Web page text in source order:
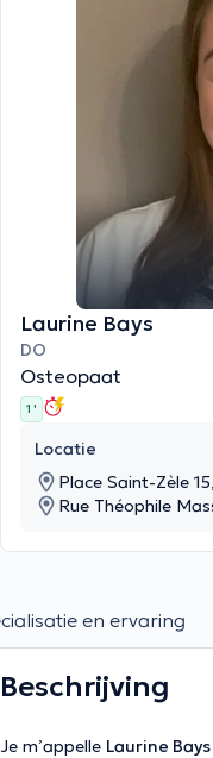
Laurine Bays
DO
Osteopaat
1 '
Locatie
Place Saint-Zèle
Rue Théophile
en ervaring
Beschrijving
Je m’appelle Laurine Bays